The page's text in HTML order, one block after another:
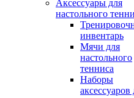
Аксессуары для
настольного
инвентарь
Мячи для
настольного
тенниса
Наборы
аксессуаров